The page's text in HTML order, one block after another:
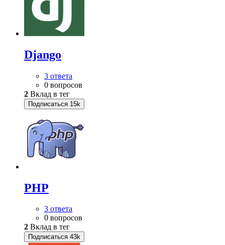
Django
3 ответа
0 вопросов
2 Вклад в тег
Подписаться 15k
PHP
3 ответа
0 вопросов
2 Вклад в тег
Подписаться 43k